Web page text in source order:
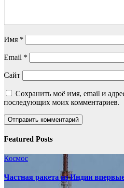
Имя *
Email *
Сайт
Сохранить моё имя, email и
последующих моих комментариев.
Featured Posts
Космос
Частная ракета из Индии